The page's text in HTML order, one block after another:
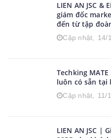
LIEN AN JSC &
giám đốc
đến từ tập
Cập nhật, 14/
Techking
luôn có sẵn tại
Cập nhật, 11/
LIEN AN JSC |